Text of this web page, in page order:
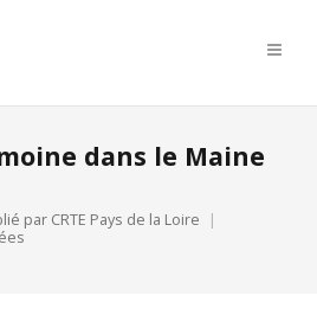
dans le Maine
par CRTE Pays de la Loire